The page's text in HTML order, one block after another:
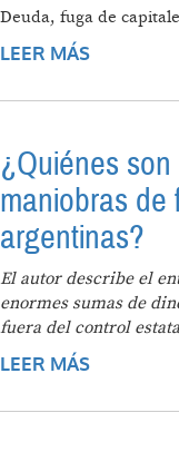
Deuda, fuga de
LEER MÁS
¿Quiénes
maniobras de
argentinas?
El autor describe el
enormes sumas de
fuera del control
LEER MÁS
FUGA Y